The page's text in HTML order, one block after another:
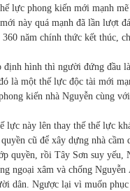
lực phong kiến mới mạnh mẽ
này quá mạnh đã lần lượt
năm chính thức kết thúc,
hình thì người đứng đầu
là một thế lực độc tài mới
kiến nhà Nguyễn cùng
lực này lên thay thế thế lực
cũ để xây dựng nhà
quyền, rồi Tây Sơn suy yếu,
ngoại xâm và chống
dân. Ngược lại vì muốn